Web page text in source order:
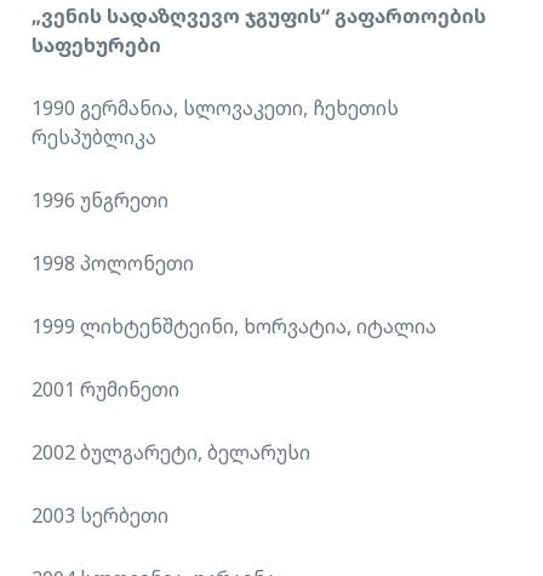
„ვენის სადაზღვევო ჯგუფის“ გაფართოების
საფეხურები
1990 გერმანია, სლოვაკეთი, ჩეხეთის
რესპუბლიკა
1996 უნგრეთი
1998 პოლონეთი
1999 ლიხტენშტეინი, ხორვატია, იტალია
2001 რუმინეთი
2002 ბულგარეტი, ბელარუსი
2003 სერბეთი